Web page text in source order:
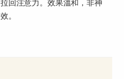
拉回注意力。效果溫和，非神
效。